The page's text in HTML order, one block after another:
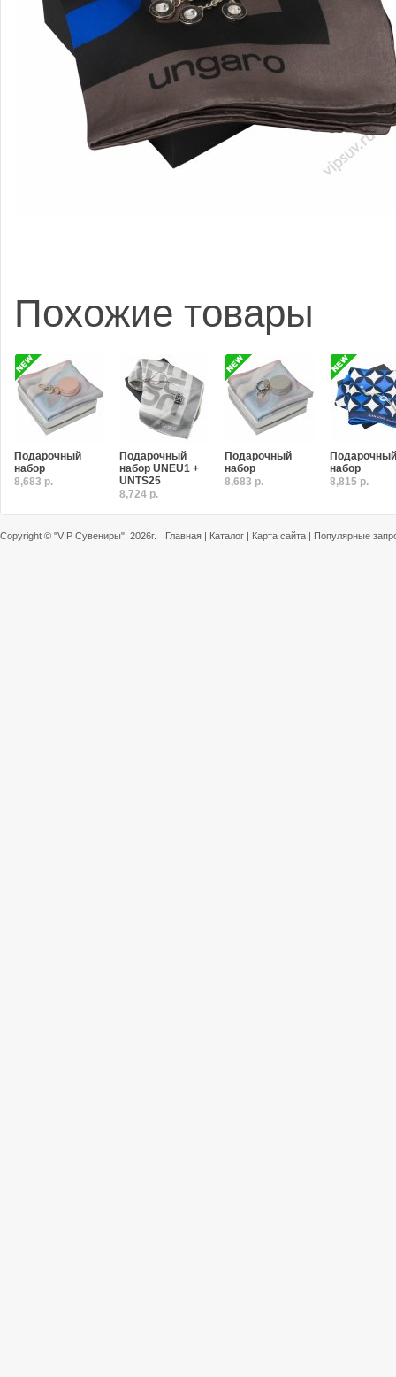
Похожие товары
Подарочный
набор
8,683 р.
Подарочный
набор UNEU1 +
UNTS25
8,724 р.
Подарочный
набор
8,683 р.
Подарочный
набор
8,815 р.
Copyright © "VIP Сувениры" , 2026г. Главная | Каталог | Карта сайта | Популярные